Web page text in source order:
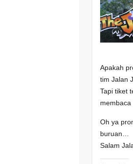
Apakah
tim Jalan
Tapi tiket
Oh ya
buruan…
Salam